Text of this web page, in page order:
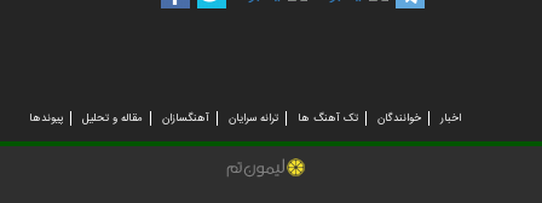
اخبار خوانندگان تک آهنگ ها ترانه سرایان آهنگسازان مقاله و تحلیل پیوندها